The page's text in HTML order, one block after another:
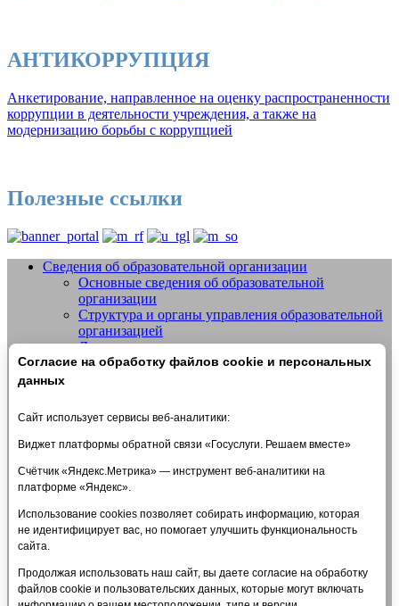
АНТИКОРРУПЦИЯ
Анкетирование, направленное на оценку распространенности
коррупции в деятельности учреждения, а также на
модернизацию борьбы с коррупцией
Полезные ссылки
Добро пожаловать на сайт МБУДО
СШОР №14 "Жигули" г.о. Тольятти
Сведения об образовательной организации
Основные сведения об образовательной
организации
Структура и органы управления образовательной
организацией
Документы
Образование
Педагогический состав
Материально-техническое обеспечение и
оснащенность образовательного процесса.
Стипендии и меры поддержки обучающихся
Платные образовательные услуги
Финансово-хозяйственная деятельность
Вакантные места для приема (перевода)
обучающихся
Организация питания в образовательной
организации
Согласие на обработку файлов cookie и персональных
данных
Сайт использует сервисы веб-аналитики:
Виджет платформы обратной связи «Госуслуги. Решаем вместе»
Счётчик «Яндекс.Метрика» — инструмент веб-аналитики на
платформе «Яндекс».
Использование cookies позволяет собирать информацию, которая
не идентифицирует вас, но помогает улучшить функциональность
сайта.
Продолжая использовать наш сайт, вы даете согласие на обработку
файлов cookie и пользовательских данных, которые могут включать